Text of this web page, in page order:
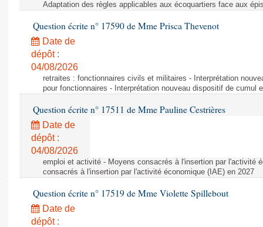
Adaptation des règles applicables aux écoquartiers face aux
Question écrite n° 17590 de Mme Prisca Thevenot
Date de
dépôt :
04/08/2026
retraites : fonctionnaires civils et militaires - Interprétation
pour fonctionnaires - Interprétation nouveau dispositif de cumul
Question écrite n° 17511 de Mme Pauline Cestrières
Date de
dépôt :
04/08/2026
emploi et activité - Moyens consacrés à l'insertion par l'activité
consacrés à l'insertion par l'activité économique (IAE) en 2027
Question écrite n° 17519 de Mme Violette Spillebout
Date de
dépôt :